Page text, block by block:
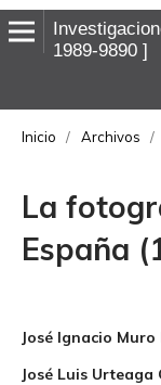
1989-9890
Inicio / Archivos /
La
España
José Ignacio
José Luis Urteaga